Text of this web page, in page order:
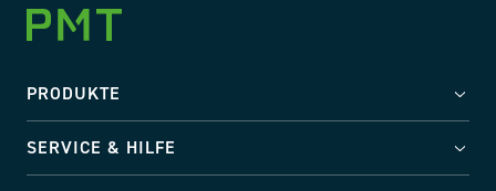
PRODUKTE
SERVICE & HILFE